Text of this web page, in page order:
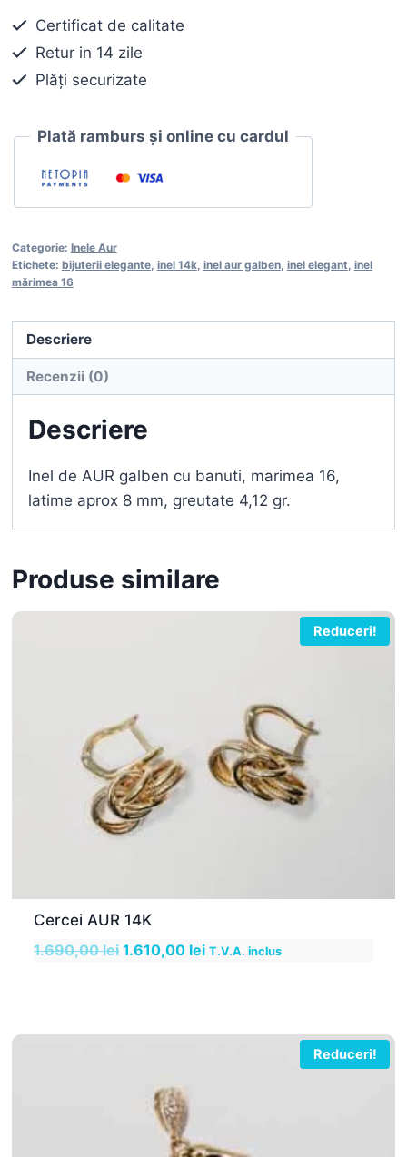
Certificat de calitate
Retur in 14 zile
Plăți securizate
Plată ramburs și online cu cardul
Categorie: Inele Aur
Etichete: bijuterii elegante, inel 14k, inel aur galben, inel elegant inel
mărimea 16
Descriere
Recenzii (0)
Descriere
Inel de AUR galben cu banuti, marimea 16,
latime aprox 8 mm, greutate 4,12 gr.
Produse similare
Reduceri!
Cercei AUR 14K
1.690,00leiPrețul
1.690,00 lei.
1.610,00 leiPrețul
T.V.A. inclus
Reduceri!